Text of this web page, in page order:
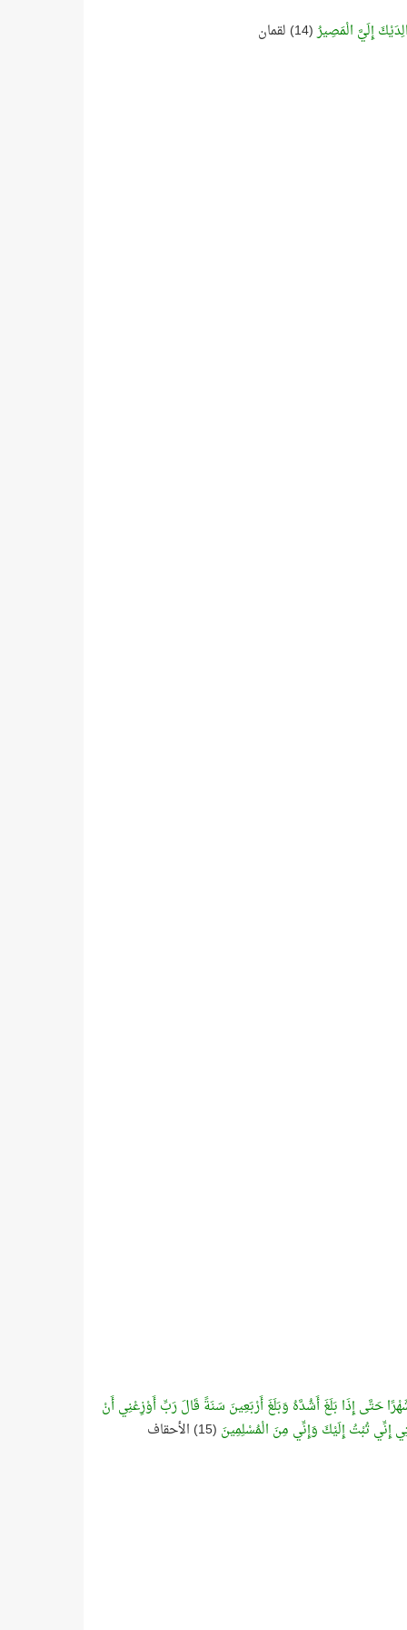
إِلَيَّ الْمَصِيرُ(14) لقمان
حَتَّى إِذَا بَلَغَ أَشُدَّهُ وَبَلَغَ أَرْبَعِينَ سَنَةً قَالَ رَبِّ أَوْزِعْنِي أَنْ
إِنِّي تُبْتُ إِلَيْكَ وَإِنِّي مِنَ الْمُسْلِمِينَ (15) الأحقاف